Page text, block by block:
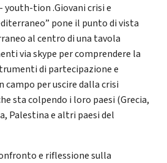
youth-tion .Giovani crisi e
pone il punto di vista
al centro di una tavola
via skype per comprendere la
di partecipazione e
campo per uscire dalla crisi
sta colpendo i loro paesi (Grecia,
Palestina e altri paesi del
e riflessione sulla